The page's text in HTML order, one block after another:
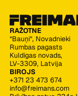
RAŽOTNE
“Bauņi”, Novadnieki
Rumbas pagasts
Kuldigas novads,
LV-3309, Latvija
BIROJS
+371 23 473 674
info@freimans.com